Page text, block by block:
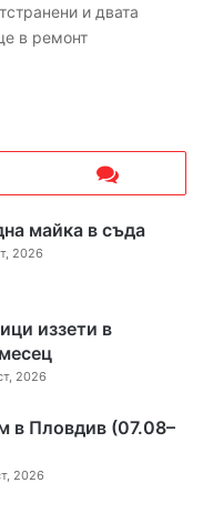
и двата
в ремонт
майка в съда
2026
иззети в
2026
в Пловдив (07.08–
2026